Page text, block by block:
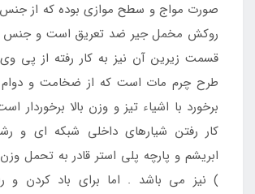
صورت مواج و سطح موازی بوده که از
روکش مخمل جیر ضد تعریق است و جنس
قسمت زیرین آن نیز به کار رفته از
طرح چرم مات است که از ضخامت و دوام
برخورد با اشیاء تیز و وزن بالا برخوردار
کار رفتن شیارهای داخلی شبکه ای و
) نیز می باشد . اما برای باد کردن و